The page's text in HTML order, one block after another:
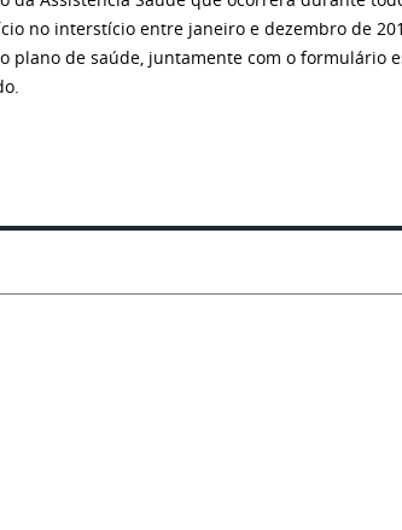
no interstício entre janeiro e dezembro de
plano de saúde, juntamente com o formulário